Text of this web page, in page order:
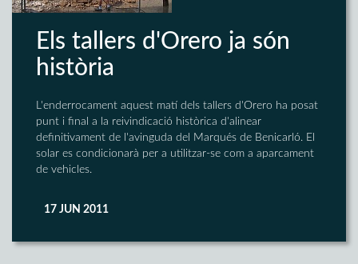
Els tallers d'Orero ja són
història
L'enderrocament aquest matí dels tallers d'Orero ha posat
punt i final a la reivindicació històrica d'alinear
definitivament de l'avinguda del Marqués de Benicarló. El
solar es condicionarà per a utilitzar-se com a aparcament
de vehicles.
17 JUN 2011